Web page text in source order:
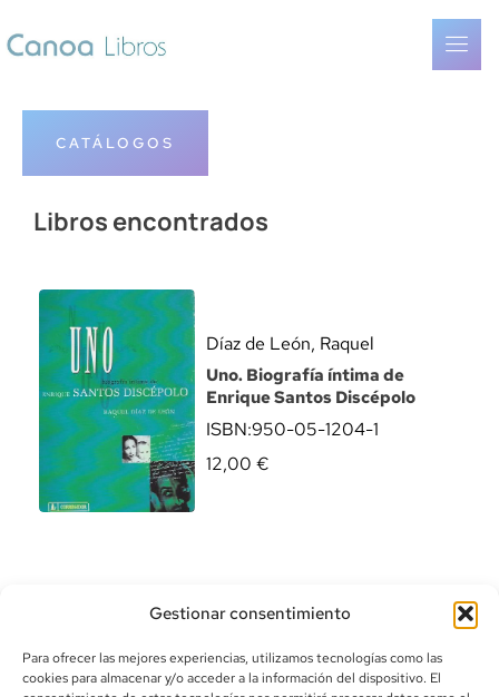
Gestionar consentimiento
Para ofrecer las mejores experiencias, utilizamos tecnologías como las
cookies para almacenar y/o acceder a la información del dispositivo. El
CATÁLOGOS
Libros encontrados
Díaz de León, Raquel
Uno. Biografía íntima de
Enrique Santos Discépolo
ISBN:950-05-1204-1
12,00 €